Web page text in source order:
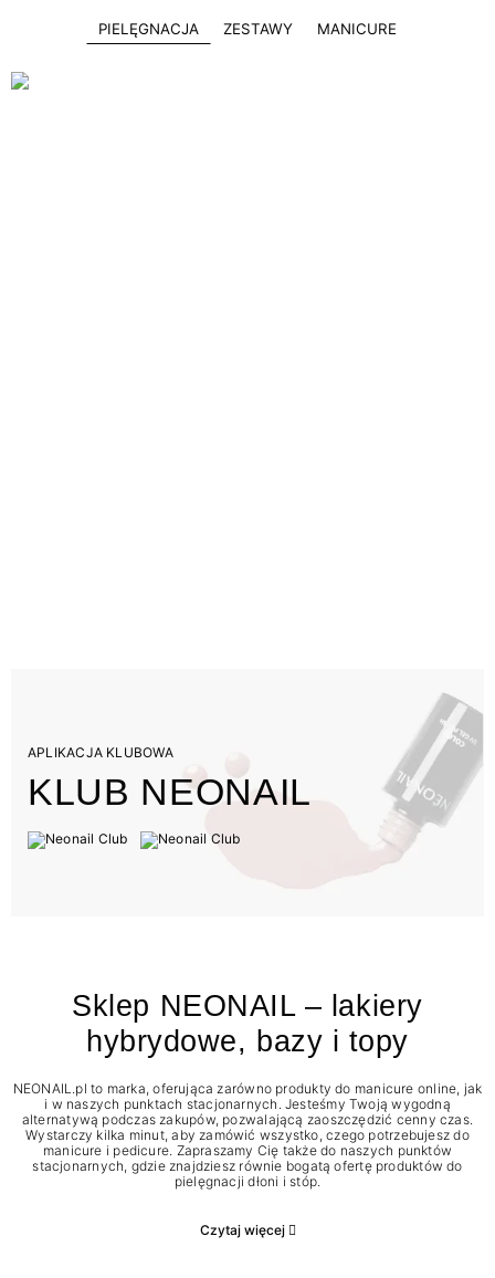
PIELĘGNACJA ZESTAWY MANICURE
APLIKACJA KLUBOWA
KLUB NEONAIL
Sklep NEONAIL – lakiery
hybrydowe, bazy i topy
NEONAIL.pl to marka, oferująca zarówno produkty do manicure online, jak
i w naszych punktach stacjonarnych. Jesteśmy Twoją wygodną
alternatywą podczas zakupów, pozwalającą zaoszczędzić cenny czas.
Wystarczy kilka minut, aby zamówić wszystko, czego potrzebujesz do
manicure i pedicure. Zapraszamy Cię także do naszych punktów
stacjonarnych, gdzie znajdziesz równie bogatą ofertę produktów do
pielęgnacji dłoni i stóp.
Czytaj więcej